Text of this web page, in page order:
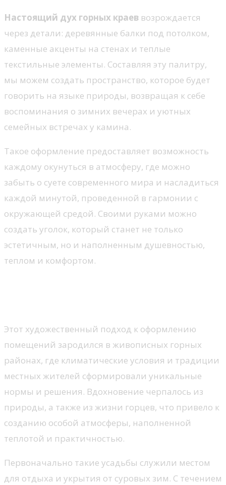
Настоящий дух горных краев возрождается
через детали: деревянные балки под потолком,
каменные акценты на стенах и теплые
текстильные элементы. Составляя эту палитру,
мы можем создать пространство, которое будет
говорить на языке природы, возвращая к себе
воспоминания о зимних вечерах и уютных
семейных встречах у камина.
Такое оформление предоставляет возможность
каждому окунуться в атмосферу, где можно
забыть о суете современного мира и насладиться
каждой минутой, проведенной в гармонии с
окружающей средой. Своими руками можно
создать уголок, который станет не только
эстетичным, но и наполненным душевностью,
теплом и комфортом.
Этот художественный подход к оформлению
помещений зародился в живописных горных
районах, где климатические условия и традиции
местных жителей сформировали уникальные
нормы и решения. Вдохновение черпалось из
природы, а также из жизни горцев, что привело к
созданию особой атмосферы, наполненной
теплотой и практичностью.
Первоначально такие усадьбы служили местом
для отдыха и укрытия от суровых зим. С течением